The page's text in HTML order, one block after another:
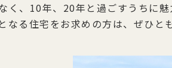
く、10年、20年と過ごすうちに
なる住宅をお求めの方は、ぜひと